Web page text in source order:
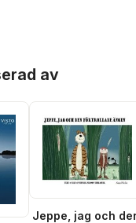
antal röster:
av
Jeppe, jag och